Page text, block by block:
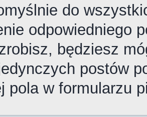
do
odpowiedniego
będziesz
postów
pola w formularzu